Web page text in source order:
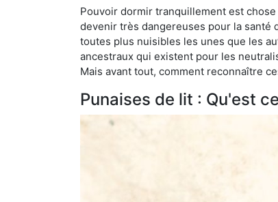
Pouvoir dormir tranquillement est
devenir très dangereuses pour la santé
toutes plus nuisibles les unes que les
ancestraux qui existent pour les
Mais avant tout, comment reconnaître
Punaises de lit : Qu'est